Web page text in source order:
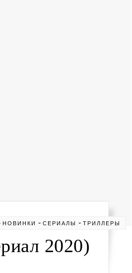
НОВИНКИ -СЕРИАЛЫ -ТРИЛЛЕРЫ
2020)